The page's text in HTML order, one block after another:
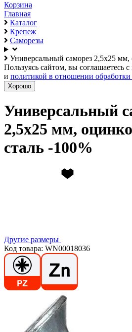
Корзина
Главная
Каталог
Крепеж
Саморезы
Универсальный саморез 2,5х25 мм,
Пользуясь сайтом, вы соглашаетесь
и политикой в отношении
Хорошо
Универсальный
2,5х25 мм,
сталь
Другие размеры
Код товара: WN00018036